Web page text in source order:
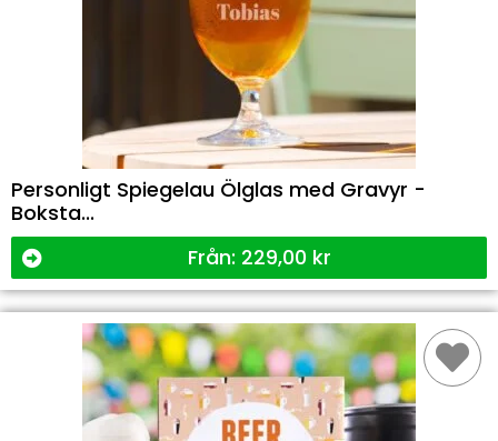
Personligt Spiegelau Ölglas med Gravyr -
Boksta...
Från: 229,00 kr